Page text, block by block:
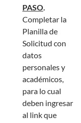
PASO.
Completar la
Planilla de
Solicitud con
datos
personales y
académicos,
para lo cual
deben ingresar
al link que